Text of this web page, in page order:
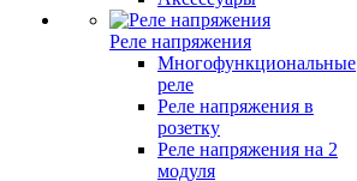
Реле напряжения
Многофункциональные
реле
Реле напряжения в
розетку
Реле напряжения на 2
модуля